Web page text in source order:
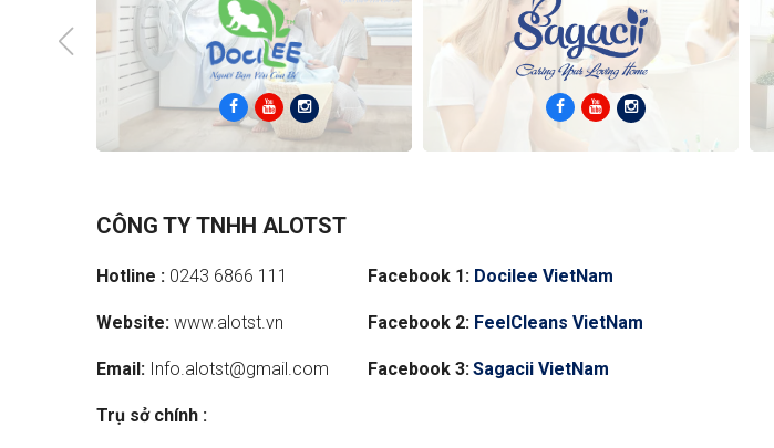
CÔNG TY TNHH ALOTST
Hotline : 0243 6866 111 Facebook 1: Docilee VietNam
Website: www.alotst.vn Facebook 2: FeelCleans VietNam
Email: Info.alotst@gmail.com Facebook 3:Sagacii VietNam
Trụ sở chính :